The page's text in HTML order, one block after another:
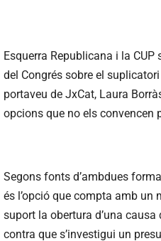
Esquerra Republicana i la
del Congrés sobre el
portaveu de JxCat, Laura
opcions que no els convencen
Segons fonts d’ambdues
és l’opció que compta amb un
suport la obertura d’una
contra que s’investigui un